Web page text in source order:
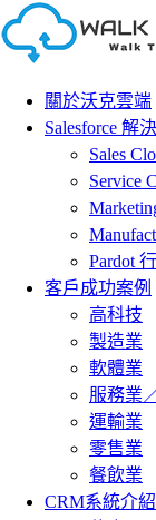
Skip
to
content
關於沃克雲端
Salesforce 解
Sales
Service
Pardot
客戶成功案例
高科技
製造業
軟體業
服務業
運輸業
零售業
餐飲業
CRM系統介紹